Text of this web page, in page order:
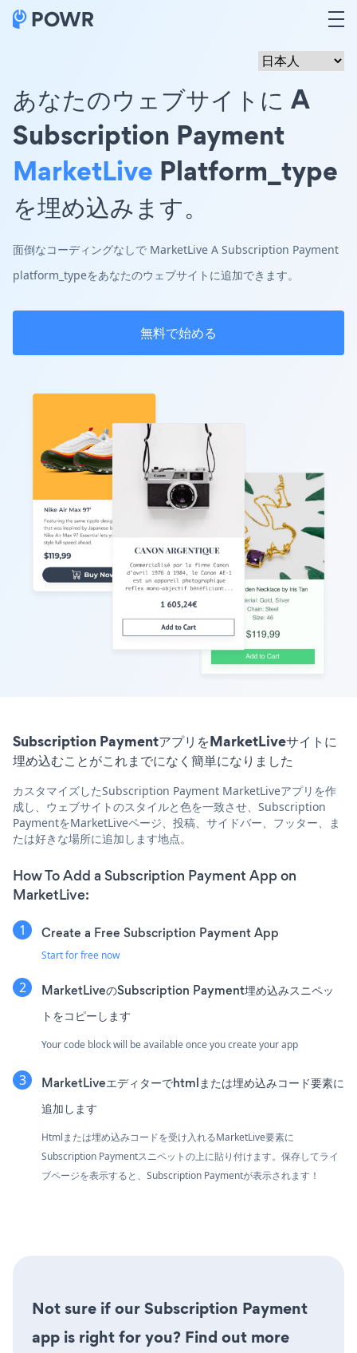
あなたのウェブサイトに A
Subscription Payment
MarketLive Platform_type
を埋め込みます。
面倒なコーディングなしで MarketLive A Subscription Payment
platform_typeをあなたのウェブサイトに追加できます。
無料で始める
Subscription PaymentアプリをMarketLiveサイトに
埋め込むことがこれまでになく簡単になりました
カスタマイズしたSubscription Payment MarketLiveアプリを作
成し、ウェブサイトのスタイルと色を一致させ、Subscription
PaymentをMarketLiveページ、投稿、サイドバー、フッター、ま
たは好きな場所に追加します地点。
How To Add a Subscription Payment App on
MarketLive:
Create a Free Subscription Payment App
Start for free now
MarketLiveのSubscription Payment埋め込みスニペッ
トをコピーします
Your code block will be available once you create your app
MarketLiveエディターでhtmlまたは埋め込みコード要素に
追加します
Htmlまたは埋め込みコードを受け入れるMarketLive要素に
Subscription Paymentスニペットの上に貼り付けます。保存してライ
ブページを表示すると、Subscription Paymentが表示されます！
Not sure if our Subscription Payment
app is right for you? Find out more